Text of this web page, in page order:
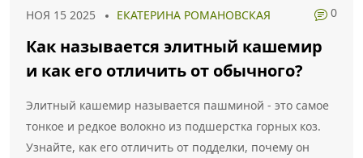
НОЯ 15 2025 ЕКАТЕРИНА РОМАНОВСКАЯ 0
Как называется элитный кашемир
и как его отличить от обычного?
Элитный кашемир называется пашминой - это самое
тонкое и редкое волокно из подшерстка горных коз.
Узнайте, как его отличить от подделки, почему он